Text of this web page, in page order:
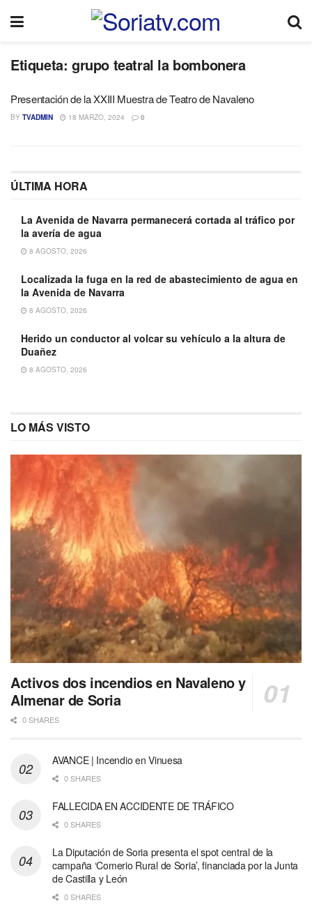
Etiqueta: grupo teatral la bombonera
Presentación de la XXIII Muestra de Teatro de Navaleno
BY TVADMIN 18 MARZO, 2024 0
ÚLTIMA HORA
La Avenida de Navarra permanecerá cortada al tráfico por
la avería de agua
8 AGOSTO, 2026
Localizada la fuga en la red de abastecimiento de agua en
la Avenida de Navarra
8 AGOSTO, 2026
Herido un conductor al volcar su vehículo a la altura de
Duañez
8 AGOSTO, 2026
LO MÁS VISTO
Activos dos incendios en Navaleno y
Almenar de Soria
0 SHARES
AVANCE | Incendio en Vinuesa
0 SHARES
FALLECIDA EN ACCIDENTE DE TRÁFICO
0 SHARES
La Diputación de Soria presenta el spot central de la
campaña ‘Comerio Rural de Soria’, financiada por la Junta
de Castilla y León
0 SHARES